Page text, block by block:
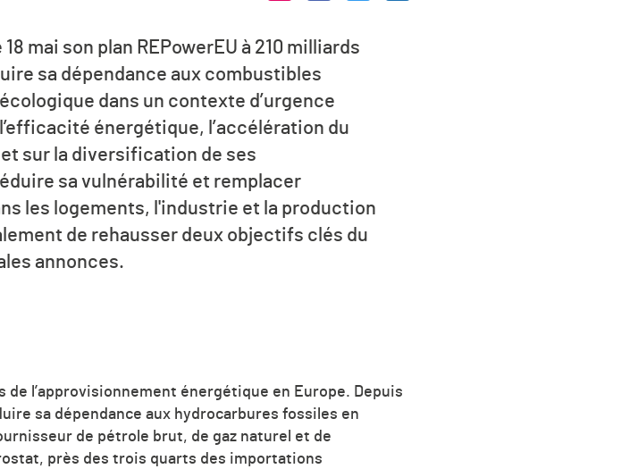
mai son plan REPowerEU à 210 milliards
sa dépendance aux combustibles
dans un contexte d’urgence
énergétique, l’accélération du
sur la diversification de ses
sa vulnérabilité et remplacer
les logements, l'industrie et la production
de rehausser deux objectifs clés du
annonces.
l’approvisionnement énergétique en Europe. Depuis
sa dépendance aux hydrocarbures fossiles en
de pétrole brut, de gaz naturel et de
près des trois quarts des importations